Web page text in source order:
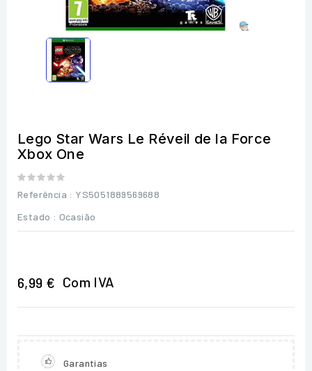
Lego Star Wars Le Réveil de la Force
Xbox One
Referência : YS5051889569688
Estado : Ocasião
6,99 € Com IVA
Garantias